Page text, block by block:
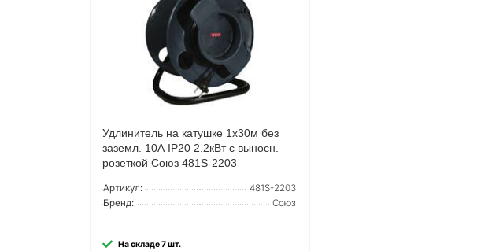
Удлинитель на катушке 1х30м без
заземл. 10А IP20 2.2кВт с выносн.
розеткой Союз 481S-2203
Артикул:
481S-2203
Бренд:
Союз
На складе 7 шт.